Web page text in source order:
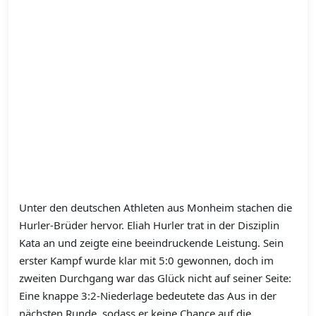
Unter den deutschen Athleten aus Monheim stachen die
Hurler-Brüder hervor. Eliah Hurler trat in der Disziplin
Kata an und zeigte eine beeindruckende Leistung. Sein
erster Kampf wurde klar mit 5:0 gewonnen, doch im
zweiten Durchgang war das Glück nicht auf seiner Seite:
Eine knappe 3:2-Niederlage bedeutete das Aus in der